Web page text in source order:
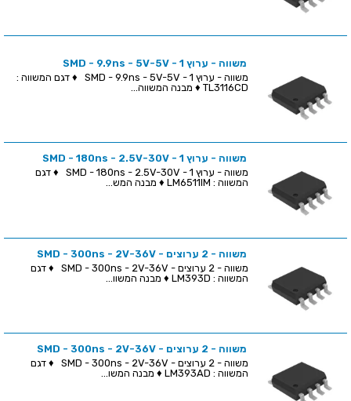
משווה - ערוץ 1 - SMD - 9.9ns - 5V-5V
משווה - ערוץ 1 - SMD - 9.9ns - 5V-5V ♦ דגם המשווה :
TL3116CD ♦ מבנה המשווה...
משווה - ערוץ 1 - SMD - 180ns - 2.5V-30V
משווה - ערוץ 1 - SMD - 180ns - 2.5V-30V ♦ דגם
המשווה : LM6511IM ♦ מבנה המש...
משווה - 2 ערוצים - SMD - 300ns - 2V-36V
משווה - 2 ערוצים - SMD - 300ns - 2V-36V ♦ דגם
המשווה : LM393D ♦ מבנה המשוו...
משווה - 2 ערוצים - SMD - 300ns - 2V-36V
משווה - 2 ערוצים - SMD - 300ns - 2V-36V ♦ דגם
המשווה : LM393AD ♦ מבנה המשו...